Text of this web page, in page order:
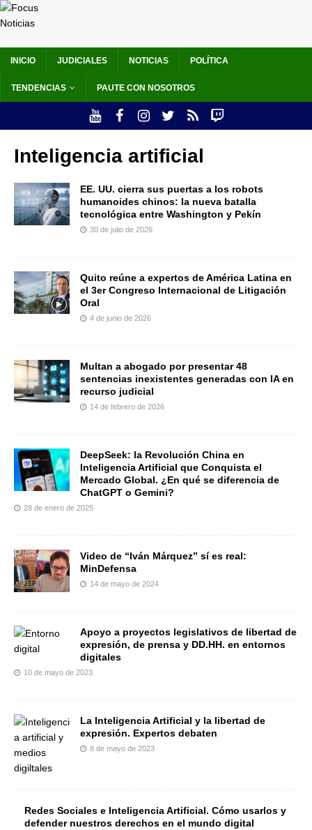
INICIO JUDICIALES NOTICIAS POLÍTICA
TENDENCIAS PAUTE CON NOSOTROS
Inteligencia artificial
EE. UU. cierra sus puertas a los robots
humanoides chinos: la nueva batalla
tecnológica entre Washington y Pekín
30 de julio de 2026
Quito reúne a expertos de América Latina en
el 3er Congreso Internacional de Litigación
Oral
4 de junio de 2026
Multan a abogado por presentar 48
sentencias inexistentes generadas con IA en
recurso judicial
14 de febrero de 2026
DeepSeek: la Revolución China en
Inteligencia Artificial que Conquista el
Mercado Global. ¿En qué se diferencia de
ChatGPT o Gemini?
28 de enero de 2025
Video de “Iván Márquez” sí es real:
MinDefensa
14 de mayo de 2024
Apoyo a proyectos legislativos de libertad de
expresión, de prensa y DD.HH. en entornos
digitales
10 de mayo de 2023
La Inteligencia Artificial y la libertad de
expresión. Expertos debaten
8 de mayo de 2023
Redes Sociales e Inteligencia Artificial. Cómo usarlos y
defender nuestros derechos en el mundo digital